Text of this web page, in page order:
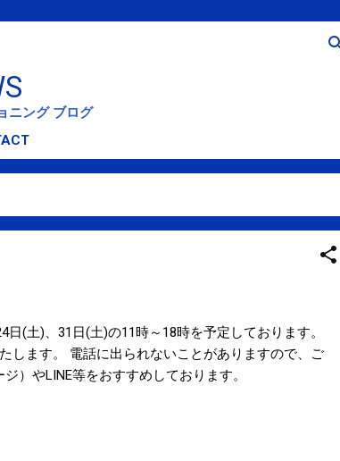
ツに移動
ニング ブログ
(土)、31日(土)の11時～18時を予定しております。
します。 電話に出られないことがありますので、ご
）やLINE等をおすすめしております。